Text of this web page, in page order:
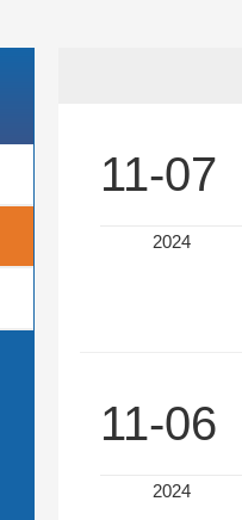
11-07
2024
11-06
2024